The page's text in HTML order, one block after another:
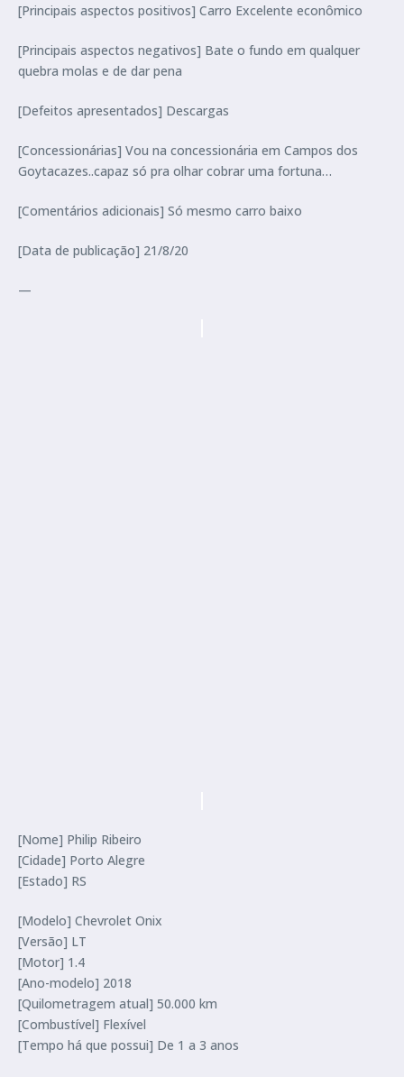
[Principais aspectos positivos] Carro Excelente econômico
[Principais aspectos negativos] Bate o fundo em qualquer
quebra molas e de dar pena
[Defeitos apresentados] Descargas
[Concessionárias] Vou na concessionária em Campos dos
Goytacazes..capaz só pra olhar cobrar uma fortuna…
[Comentários adicionais] Só mesmo carro baixo
[Data de publicação] 21/8/20
—
[Nome] Philip Ribeiro
[Cidade] Porto Alegre
[Estado] RS
[Modelo] Chevrolet Onix
[Versão] LT
[Motor] 1.4
[Ano-modelo] 2018
[Quilometragem atual] 50.000 km
[Combustível] Flexível
[Tempo há que possui] De 1 a 3 anos